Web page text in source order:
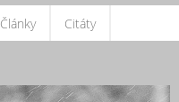
Články Citáty